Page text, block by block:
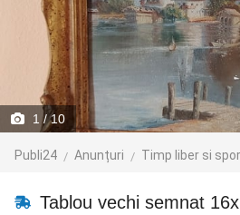
1 / 10
Publi24 Anunțuri Timp liber si
Tablou vechi semnat